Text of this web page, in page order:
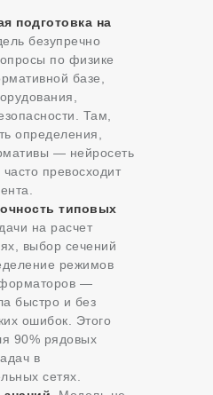
подготовка на
безупречно
по физике
базе,
Там,
определения,
— нейросеть
часто превосходит
типовых
на расчет
выбор сечений
режимов
—
быстро и без
ошибок. Этого
90% рядовых
в
сетях.